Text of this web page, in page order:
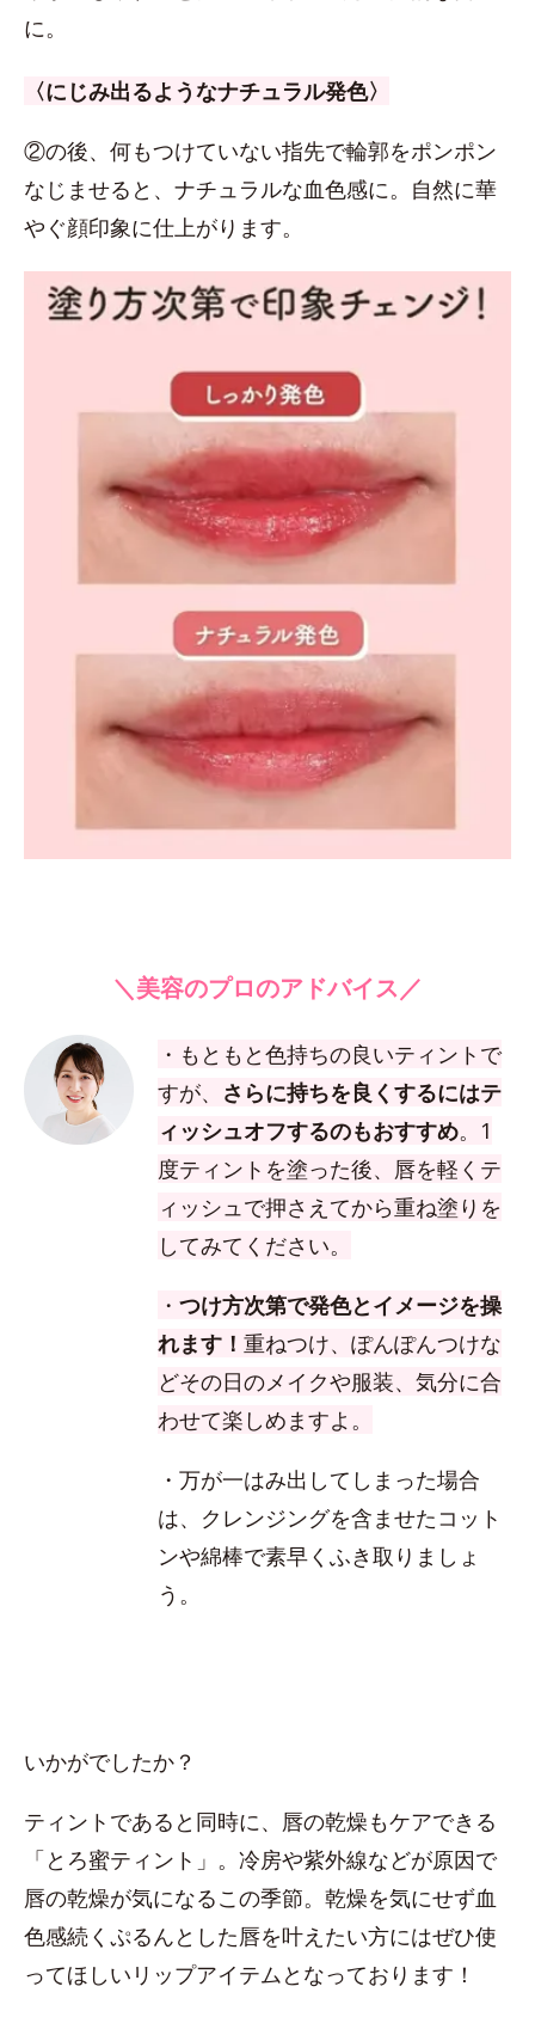
に。
〈にじみ出るようなナチュラル発色〉
②の後、何もつけていない指先で輪郭をポンポン
なじませると、ナチュラルな血色感に。自然に華
やぐ顔印象に仕上がります。
＼美容のプロのアドバイス／
・もともと色持ちの良いティントで
すが、 さらに持ちを良くするにはテ
ィッシュオフするのもおすすめ。1
度ティントを塗った後、唇を軽くテ
ィッシュで押さえてから重ね塗りを
してみてください。
・ つけ方次第で発色とイメージを操
れます！ 重ねつけ、ぽんぽんつけな
どその日のメイクや服装、気分に合
わせて楽しめますよ。
・万が一はみ出してしまった場合
は、クレンジングを含ませたコット
ンや綿棒で素早くふき取りましょ
う。
いかがでしたか？
ティントであると同時に、唇の乾燥もケアできる
「とろ蜜ティント」。冷房や紫外線などが原因で
唇の乾燥が気になるこの季節。乾燥を気にせず血
色感続くぷるんとした唇を叶えたい方にはぜひ使
ってほしいリップアイテムとなっております！